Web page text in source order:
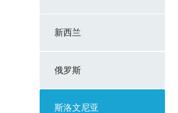
新西兰
俄罗斯
斯洛文尼亚